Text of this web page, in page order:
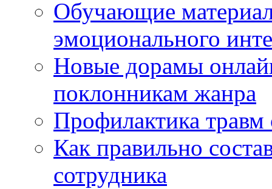
Обучающие
эмоционального
Новые дорамы
поклонникам жанра
Профилактика травм
Как правильно
сотрудника